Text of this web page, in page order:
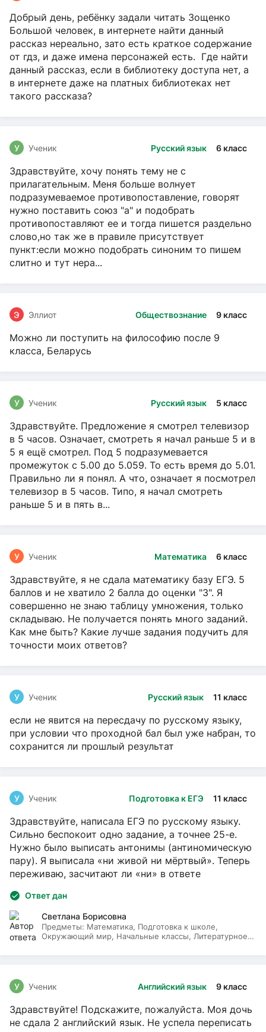
Добрый день, ребёнку задали читать Зощенко
Большой человек, в интернете найти данный
рассказ нереально, зато есть краткое содержание
от гдз, и даже имена персонажей есть. Где найти
данный рассказ, если в библиотеку доступа нет, а
в интернете даже на платных библиотеках нет
такого рассказа?
Русский язык 6 класс
У Ученик
Здравствуйте, хочу понять тему не с
прилагательным. Меня больше волнует
подразумеваемое противопоставление, говорят
нужно поставить союз "а" и подобрать
противопоставляют ее и тогда пишется раздельно
слово,но так же в правиле присутствует
пункт:если можно подобрать синоним то пишем
слитно и тут нера...
Обществознание 9 класс
Э Эллиот
Можно ли поступить на философию после 9
класса, Беларусь
Русский язык 5 класс
У Ученик
Здравствуйте. Предложение я смотрел телевизор
в 5 часов. Означает, смотреть я начал раньше 5 и в
5 я ещё смотрел. Под 5 подразумевается
промежуток с 5.00 до 5.059. То есть время до 5.01.
Правильно ли я понял. А что, означает я посмотрел
телевизор в 5 часов. Типо, я начал смотреть
раньше 5 и в пять в...
Математика 6 класс
У Ученик
Здравствуйте, я не сдала математику базу ЕГЭ. 5
баллов и не хватило 2 балла до оценки "3". Я
совершенно не знаю таблицу умножения, только
складываю. Не получается понять много заданий.
Как мне быть? Какие лучше задания подучить для
точности моих ответов?
Русский язык 11 класс
У Ученик
если не явится на пересдачу по русскому языку,
при условии что проходной бал был уже набран, то
сохранится ли прошлый результат
Подготовка к ЕГЭ 11 класс
У Ученик
Здравствуйте, написала ЕГЭ по русскому языку.
Сильно беспокоит одно задание, а точнее 25-е.
Нужно было выписать антонимы (антиномическую
пару). Я выписала «ни живой ни мёртвый». Теперь
переживаю, засчитают ли «ни» в ответе
Ответ дан
Светлана Борисовна
Предметы: Математика, Подготовка к школе,
Окружающий мир, Начальные классы, Литературное
Английский язык 9 класс
У Ученик
Здравствуйте! Подскажите, пожалуйста. Моя дочь
не сдала 2 английский язык. Не успела переписать